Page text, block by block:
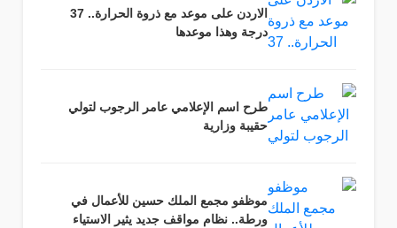
الاردن على موعد مع ذروة الحرارة.. 37
درجة وهذا موعدها
طرح اسم الإعلامي عامر الرجوب لتولي
حقيبة وزارية
موظفو مجمع الملك حسين للأعمال في
ورطة.. نظام مواقف جديد يثير الاستياء